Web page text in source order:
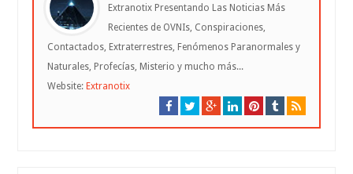
Extranotix Presentando Las Noticias Más
Recientes de OVNIs, Conspiraciones,
Contactados, Extraterrestres, Fenómenos Paranormales y
Naturales, Profecías, Misterio y mucho más...
Website: Extranotix